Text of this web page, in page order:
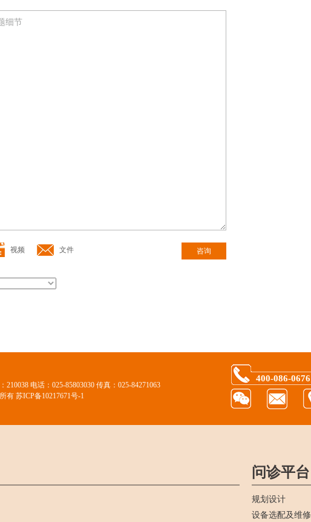
咨询
视频 文件
210038 电话：025-85803030 传真：025-84271063
有 苏ICP备10217671号-1
400-086-0676
问诊平台
规划设计
设备选配及维修